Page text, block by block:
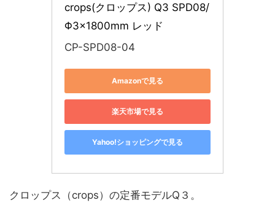
crops(クロップス) Q3 SPD08/
Φ3×1800mm レッド
CP-SPD08-04
Amazonで見る
楽天市場で見る
Yahoo!ショッピングで見る
クロップス（crops）の定番モデルQ３。